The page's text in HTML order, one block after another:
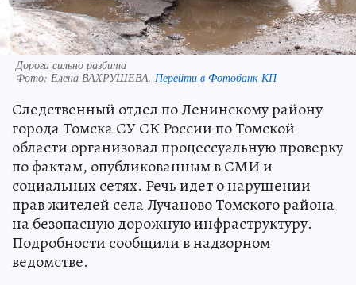
Дорога сильно разбита
Фото: Елена ВАХРУШЕВА. Перейти в Фотобанк КП
Следственный отдел по Ленинскому району
города Томска СУ СК России по Томской
области организовал процессуальную проверку
по фактам, опубликованным в СМИ и
социальных сетях. Речь идет о нарушении
прав жителей села Лучаново Томского района
на безопасную дорожную инфраструктуру.
Подробности сообщили в надзорном
ведомстве.